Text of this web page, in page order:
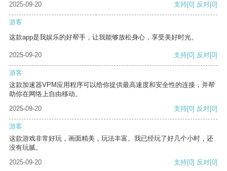
2025-09-20 支持[0] 反对[0]
游客
这款app是我娱乐的好帮手，让我能够放松身心，享受美好时光。
2025-09-20 支持[0] 反对[0]
游客
这款加速器VPM应用程序可以给你提供最高速度和安全性的连接，并帮
助你在网络上自由移动。
2025-09-20
支持[0] 反对[0]
游客
这款游戏非常好玩，画面精美，玩法丰富。我已经玩了好几个小时，还
没有玩腻。
2025-09-20
支持[0] 反对[0]